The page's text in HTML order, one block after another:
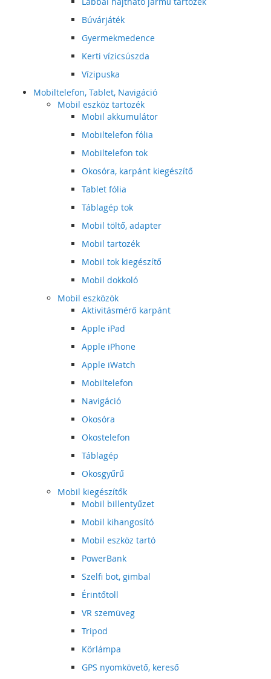
Búvárjáték
Gyermekmedence
Kerti vízicsúszda
Vízipuska
Mobiltelefon, Tablet, Navigáció
Mobil eszköz tartozék
Mobil akkumulátor
Mobiltelefon fólia
Mobiltelefon tok
Okosóra, karpánt kiegészítő
Tablet fólia
Táblagép tok
Mobil töltő, adapter
Mobil tartozék
Mobil tok kiegészítő
Mobil dokkoló
Mobil eszközök
Aktivitásmérő karpánt
Apple iPad
Apple iPhone
Apple iWatch
Mobiltelefon
Navigáció
Okosóra
Okostelefon
Táblagép
Okosgyűrű
Mobil kiegészítők
Mobil billentyűzet
Mobil kihangosító
Mobil eszköz tartó
PowerBank
Szelfi bot, gimbal
Érintőtoll
VR szemüveg
Tripod
Körlámpa
GPS nyomkövető, kereső